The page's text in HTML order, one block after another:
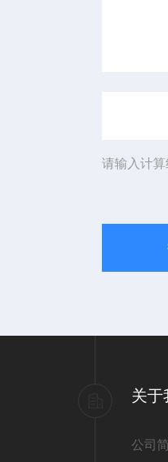
请输入计
关于
公司